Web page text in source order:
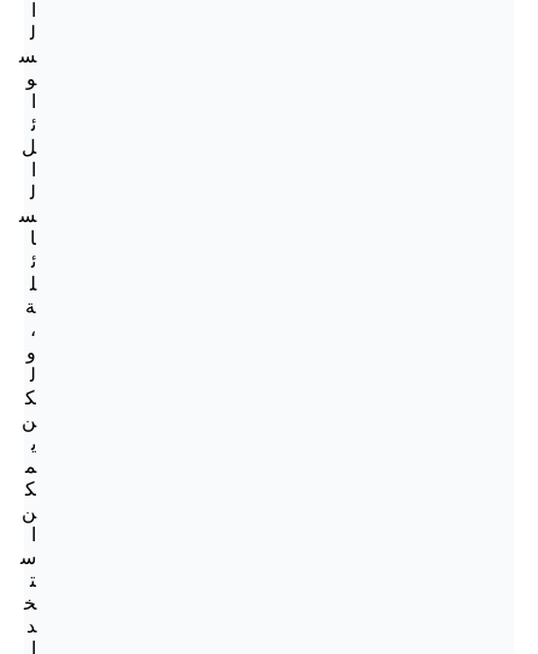
ل
س
و
ئ
ل
ل
س
ا
ئ
ل
ة
،
و
ل
ك
ن
ي
م
ك
ن
س
ت
خ
د